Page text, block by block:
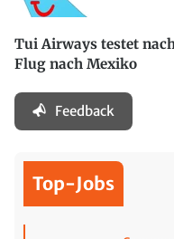
Tui Airways testet
Flug nach Mexiko
Feedback
Top-Jobs